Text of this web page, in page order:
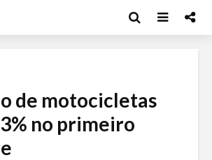
de motocicletas
no primeiro